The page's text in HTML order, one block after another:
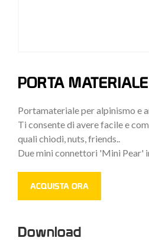
PORTA
Portamateriale per alpinismo e
Ti consente di avere facile e
quali chiodi, nuts, friends..
Due mini connettori 'Mini Pear'
ACQUISTA ORA
Download